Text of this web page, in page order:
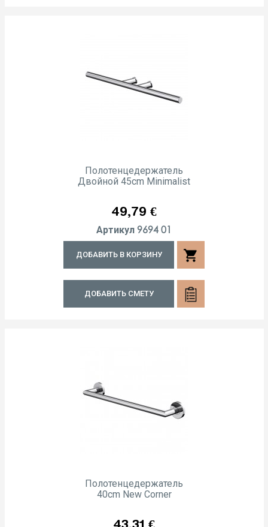
Полотенцедержатель
Двойной 45cm Minimalist
Цена
49,79 €
Артикул 9694 01
ДОБАВИТЬ В КОРЗИНУ shopping_cart
ДОБАВИТЬ СМЕТУ
Полотенцедержатель
40cm New Corner
Цена
43,31 €